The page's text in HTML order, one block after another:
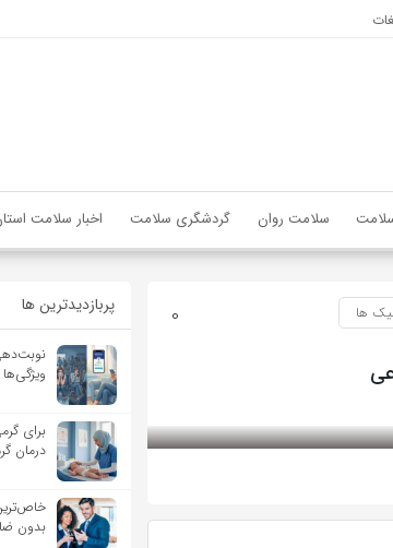
سلامت روان گردشگری سلامت اخبار سلامت
0 ها پربازدیدترین ها
برای
درمان
بدون